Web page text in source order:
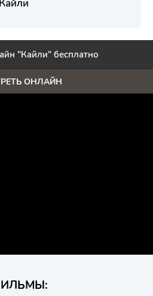
"Кайли" бесплатно
ОНЛАЙН